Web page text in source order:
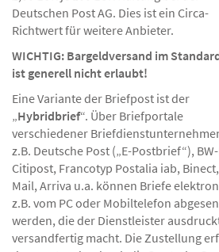
Deutschen Post AG. Dies ist ein Circa-
Richtwert für weitere Anbieter.
WICHTIG: Bargeldversand im
ist generell nicht erlaubt!
Eine Variante der Briefpost ist der
„Hybridbrief“. Über Briefportale
verschiedener
z.B. Deutsche Post („E-Postbrief“),
Citipost, Francotyp Postalia iab,
Mail, Arriva u.a. können Briefe
z.B. vom PC oder Mobiltelefon
werden, die der Dienstleister
versandfertig macht. Die Zustellung